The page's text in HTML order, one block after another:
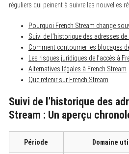
réguliers qui peinent à suivre les nouvelles
Pourquoi French Stream change
Suivi de l’historique des adresses de
Comment contourner les blocages
Les risques juridiques de l’accès à
Alternatives légales à French Stream
Que retenir sur French Stream
Suivi de l’historique des
Stream : Un aperçu
Période Domaine